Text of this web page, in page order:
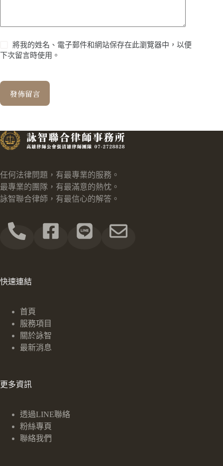
將我的姓名、電子郵件和網站保存在此瀏覽器中，以便
下次留言時使用。
發佈留言
任何法律問題，有最專業的服務。
最專業的團隊，有最滿意的熱忱。
詠智聯合律師，有最信心的解答。
快速連結
首頁
服務項目
關於詠智
最新消息
更多資訊
透過LINE聯絡
粉絲專頁
聯絡我們